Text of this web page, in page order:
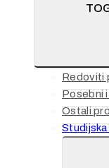
Redoviti
Posebni
Ostali
Studijska